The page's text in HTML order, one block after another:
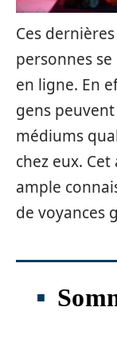
Ces
personnes
en ligne. En
gens
médiums
chez eux.
ample
de voyances